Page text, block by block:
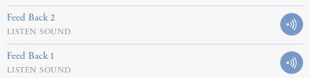
Feed Back 2
LISTEN SOUND
Feed Back 1
LISTEN SOUND